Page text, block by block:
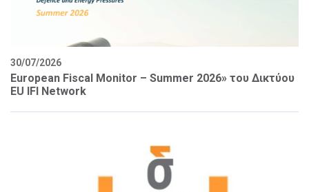
30/07/2026
European Fiscal Monitor – Summer 2026» του Δικτύου
EU IFI Network